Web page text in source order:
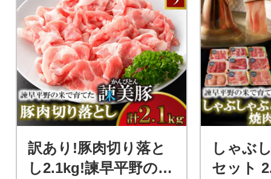
訳あり!豚肉切り落と
し2.1kg!諫早平野の米
しゃぶ
セット